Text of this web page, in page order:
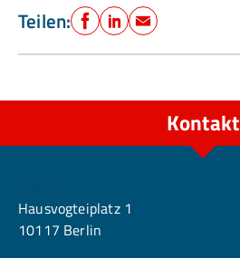
Teilen: Facebook
LinkedIn
E-Mail
Kontakt
Hausvogteiplatz 1
10117 Berlin